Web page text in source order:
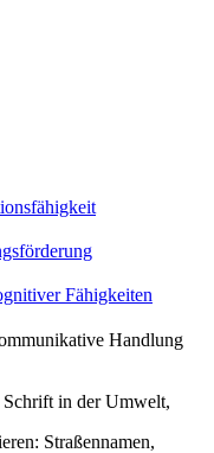
Fähigkeiten
Handlung
in der Umwelt,
Straßennamen,